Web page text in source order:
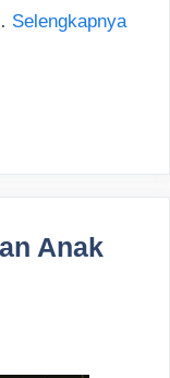
Selengkapnya
Anak